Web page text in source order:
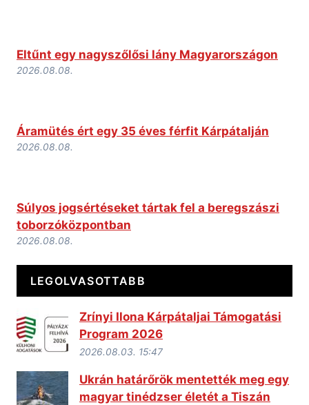
Eltűnt egy nagyszőlősi lány Magyarországon
2026.08.08.
Áramütés ért egy 35 éves férfit Kárpátalján
2026.08.08.
Súlyos jogsértéseket tártak fel a beregszászi
toborzóközpontban
2026.08.08.
LEGOLVASOTTABB
Zrínyi Ilona Kárpátaljai Támogatási
Program 2026
2026.08.03. 15:47
Ukrán határőrök mentették meg egy
magyar tinédzser életét a Tiszán